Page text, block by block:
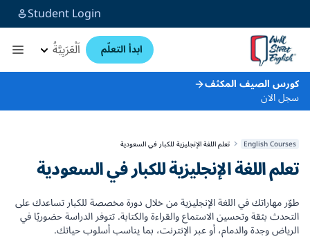
Student Login
ابدأ التعلّم اَلْعَرَبِيَّةُ
كورس الصيف المكثف
سجل الان
English Courses تعلم اللغة الإنجليزية للكبار في السعودية
تعلم اللغة الإنجليزية للكبار في السعودية
طوّر مهاراتك في اللغة الإنجليزية من خلال دورة مخصصة للكبار تساعدك على
التحدث بثقة وتحسين الاستماع والقراءة والكتابة. تتوفر الدراسة حضوريًا في
الرياض وجدة والدمام، أو عبر الإنترنت، بما يناسب أسلوب حياتك.